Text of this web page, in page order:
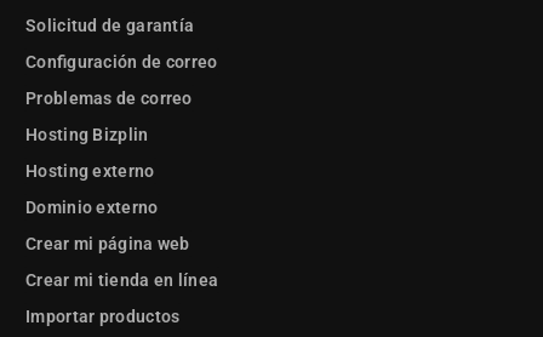
Solicitud de garantía
Configuración de correo
Problemas de correo
Hosting Bizplin
Hosting externo
Dominio externo
Crear mi página web
Crear mi tienda en línea
Importar productos